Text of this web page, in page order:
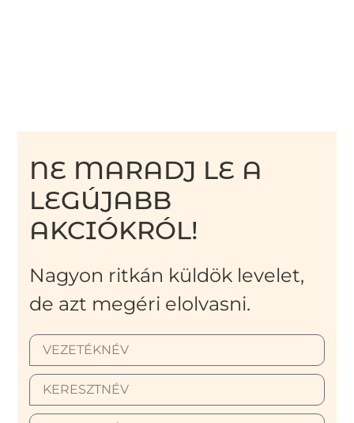
NE MARADJ LE A
LEGÚJABB
AKCIÓKRÓL!
Nagyon ritkán küldök levelet,
de azt megéri elolvasni.